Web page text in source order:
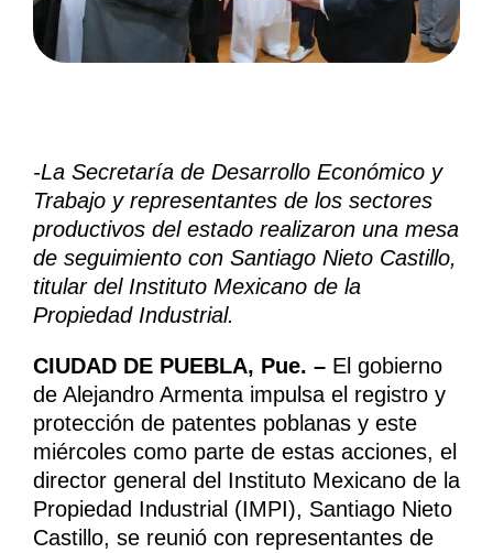
-La Secretaría de Desarrollo Económico y
Trabajo y representantes de los sectores
productivos del estado realizaron una mesa
de seguimiento con Santiago Nieto Castillo,
titular del Instituto Mexicano de la
Propiedad Industrial.
CIUDAD DE PUEBLA, Pue. – El gobierno
de Alejandro Armenta impulsa el registro y
protección de patentes poblanas y este
miércoles como parte de estas acciones, el
director general del Instituto Mexicano de la
Propiedad Industrial (IMPI), Santiago Nieto
Castillo, se reunió con representantes de